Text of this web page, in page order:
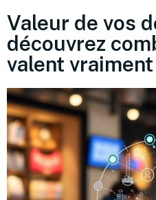
Valeur de vos
découvrez
valent vraiment